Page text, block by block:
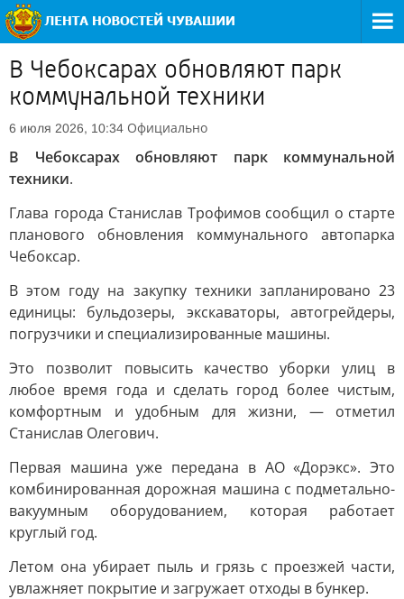
В Чебоксарах обновляют парк
коммунальной техники
6 июля 2026, 10:34 Официально
В Чебоксарах обновляют парк коммунальной
техники.
Глава города Станислав Трофимов сообщил о старте
планового обновления коммунального автопарка
Чебоксар.
В этом году на закупку техники запланировано 23
единицы: бульдозеры, экскаваторы, автогрейдеры,
погрузчики и специализированные машины.
Это позволит повысить качество уборки улиц в
любое время года и сделать город более чистым,
комфортным и удобным для жизни, — отметил
Станислав Олегович.
Первая машина уже передана в АО «Дорэкс». Это
комбинированная дорожная машина с подметально-
вакуумным оборудованием, которая работает
круглый год.
Летом она убирает пыль и грязь с проезжей части,
увлажняет покрытие и загружает отходы в бункер.